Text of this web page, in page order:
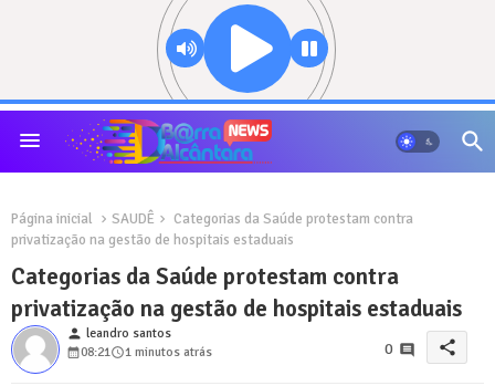
Página inicial SAUDÊ
Categorias da Saúde protestam contra
privatização na gestão de hospitais estaduais
Categorias da Saúde protestam contra
privatização na gestão de hospitais estaduais
person leandro santos
08:21
1 minutos atrás 0 share